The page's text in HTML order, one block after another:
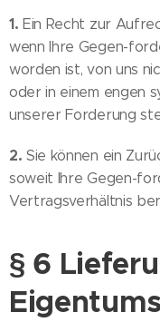
1. Ein Recht zur
wenn Ihre Gegen-
worden ist, von uns
oder in einem engen
unserer Forderung
2. Sie können ein
soweit Ihre Gegen-
Vertragsverhältnis
§ 6